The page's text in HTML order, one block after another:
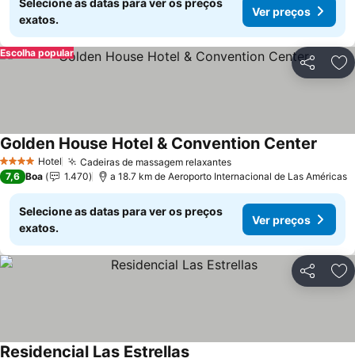
Selecione as datas para ver os preços
exatos.
Ver preços
Partilhar
Escolha popular
4 EstrelasHotel Cadeiras de massagem relaxantes
Golden House Hotel & Convention Center
7,6 Boa 1.470 a 18.7 km de Aeroporto Internacional de Las Américas
Selecione as datas para ver os preços
exatos.
Ver preços
Partilhar
Residencial Las Estrellas